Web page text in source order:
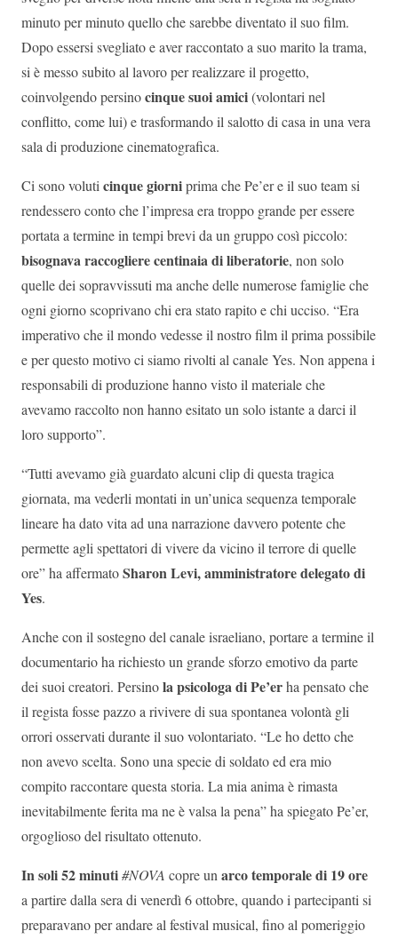
minuto per minuto quello che sarebbe diventato il suo film.
Dopo essersi svegliato e aver raccontato a suo marito la trama,
si è messo subito al lavoro per realizzare il progetto,
coinvolgendo persinocinque suoi amici(volontari nel
conflitto, come lui) e trasformando il salotto di casa in una vera
sala di produzione cinematografica.
Ci sono voluticinque giorniprima che Pe’er e il suo team si
rendessero conto che l’impresa era troppo grande per essere
portata a termine in tempi brevi da un gruppo così piccolo:
bisognava raccogliere centinaia di liberatorie, non solo
quelle dei sopravvissuti ma anche delle numerose famiglie che
ogni giorno scoprivano chi era stato rapito e chi ucciso. “Era
imperativo che il mondo vedesse il nostro film il prima possibile
e per questo motivo ci siamo rivolti al canale Yes. Non appena i
responsabili di produzione hanno visto il materiale che
avevamo raccolto non hanno esitato un solo istante a darci il
loro supporto”.
“Tutti avevamo già guardato alcuni clip di questa tragica
giornata, ma vederli montati in un’unica sequenza temporale
lineare ha dato vita ad una narrazione davvero potente che
permette agli spettatori di vivere da vicino il terrore di quelle
ore” ha affermatoSharon Levi, amministratore delegato di
Yes.
Anche con il sostegno del canale israeliano, portare a termine il
documentario ha richiesto un grande sforzo emotivo da parte
dei suoi creatori. Persinolapsicologa di Pe’erha pensato che
il regista fosse pazzo a rivivere di sua spontanea volontà gli
orrori osservati durante il suo volontariato. “Le ho detto che
non avevo scelta. Sono una specie di soldato ed era mio
compito raccontare questa storia. La mia anima è rimasta
inevitabilmente ferita ma ne è valsa la pena” ha spiegato Pe’er,
orgoglioso del risultato ottenuto.
In soli 52 minuti#NOVA copre unarco temporale di 19 ore
a partire dalla sera di venerdì 6 ottobre, quando i partecipanti si
preparavano per andare al festival musical, fino al pomeriggio